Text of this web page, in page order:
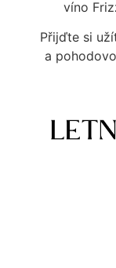
víno
Přijďte si
a